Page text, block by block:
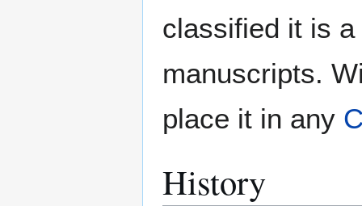
classified it is
manuscripts.
place it in any
History